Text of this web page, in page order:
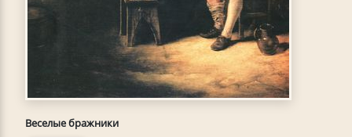
Веселые бражники